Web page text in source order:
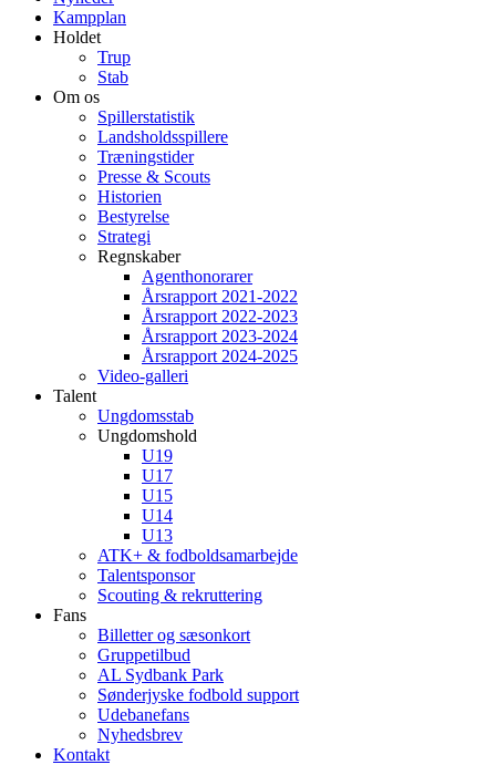
Kampplan
Holdet
Trup
Stab
Om os
Spillerstatistik
Landsholdsspillere
Træningstider
Presse & Scouts
Historien
Bestyrelse
Strategi
Regnskaber
Agenthonorarer
Årsrapport 2021-2022
Årsrapport 2022-2023
Årsrapport 2023-2024
Årsrapport 2024-2025
Video-galleri
Talent
Ungdomsstab
Ungdomshold
U19
U17
U15
U14
U13
ATK+ & fodboldsamarbejde
Talentsponsor
Scouting & rekruttering
Fans
Billetter og sæsonkort
Gruppetilbud
AL Sydbank Park
Sønderjyske fodbold support
Udebanefans
Nyhedsbrev
Kontakt